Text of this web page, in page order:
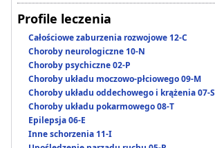
Profile leczenia
Całościowe zaburzenia rozwojowe 12-C
Choroby neurologiczne 10-N
Choroby psychiczne 02-P
Choroby układu moczowo-płciowego 09-M
Choroby układu oddechowego i krążenia 07-S
Choroby układu pokarmowego 08-T
Epilepsja 06-E
Inne schorzenia 11-I